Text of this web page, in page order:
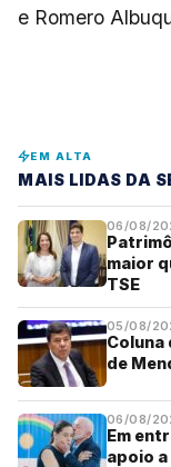
e Romero
EM ALTA
MAIS LIDAS DA
06/08/
maior
TSE
05/08/
Coluna
de
06/08/
Em
apoio a